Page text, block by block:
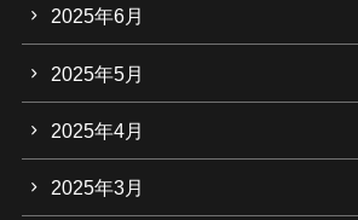
2025年6月
2025年5月
2025年4月
2025年3月